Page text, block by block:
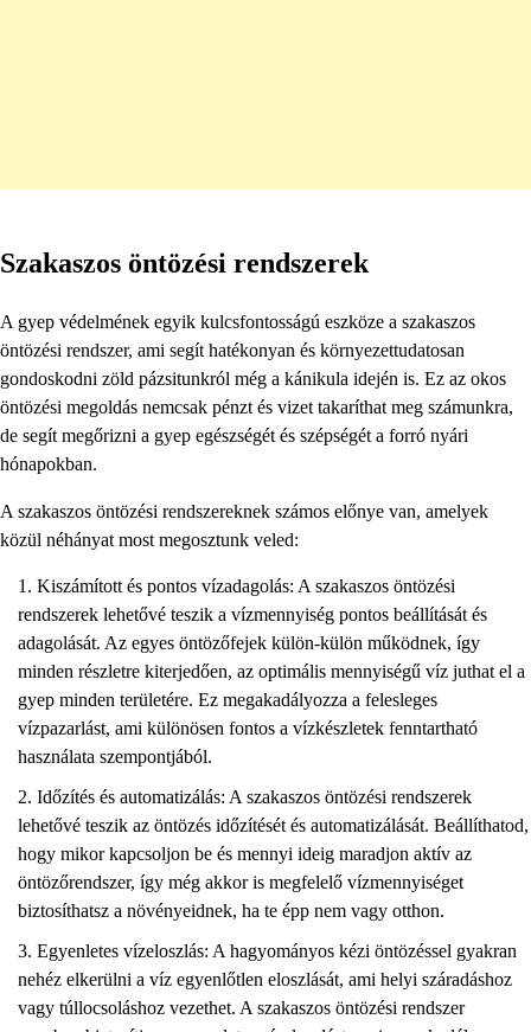
Szakaszos öntözési rendszerek
A gyep védelmének egyik kulcsfontosságú eszköze a szakaszos
öntözési rendszer, ami segít hatékonyan és környezettudatosan
gondoskodni zöld pázsitunkról még a kánikula idején is. Ez az okos
öntözési megoldás nemcsak pénzt és vizet takaríthat meg számunkra,
de segít megőrizni a gyep egészségét és szépségét a forró nyári
hónapokban.
A szakaszos öntözési rendszereknek számos előnye van, amelyek
közül néhányat most megosztunk veled:
Kiszámított és pontos vízadagolás: A szakaszos öntözési
rendszerek lehetővé teszik a vízmennyiség pontos beállítását és
adagolását. Az egyes öntözőfejek külön-külön működnek, így
minden részletre kiterjedően, az optimális mennyiségű víz juthat el a
gyep minden területére. Ez megakadályozza a felesleges
vízpazarlást, ami különösen fontos a vízkészletek fenntartható
használata szempontjából.
Időzítés és automatizálás: A szakaszos öntözési rendszerek
lehetővé teszik az öntözés időzítését és automatizálását. Beállíthatod,
hogy mikor kapcsoljon be és mennyi ideig maradjon aktív az
öntözőrendszer, így még akkor is megfelelő vízmennyiséget
biztosíthatsz a növényeidnek, ha te épp nem vagy otthon.
Egyenletes vízeloszlás: A hagyományos kézi öntözéssel gyakran
nehéz elkerülni a víz egyenlőtlen eloszlását, ami helyi száradáshoz
vagy túllocsoláshoz vezethet. A szakaszos öntözési rendszer